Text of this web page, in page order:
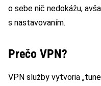
o sebe nič nedokážu,
s nastavovaním.
Prečo VPN?
VPN služby vytvoria